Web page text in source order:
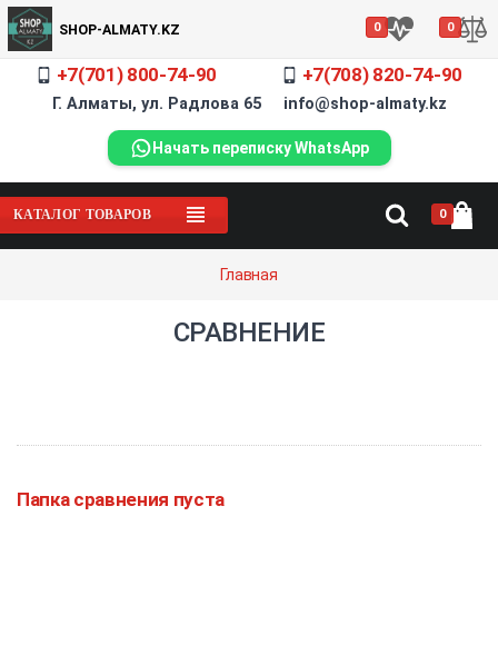
SHOP-ALMATY.KZ 0 0
+7(701) 800-74-90 +7(708) 820-74-90
Г. Алматы, ул. Радлова 65 info@shop-almaty.kz
Начать переписку WhatsApp
КАТАЛОГ ТОВАРОВ 0
Главная
СРАВНЕНИЕ
Папка сравнения пуста